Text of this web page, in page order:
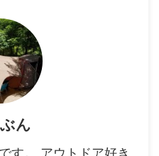
ん
す。 アウトドア好き